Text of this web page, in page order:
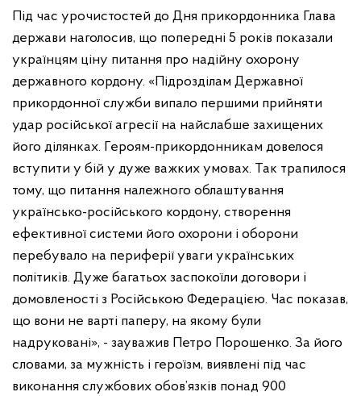
Під час урочистостей до Дня прикордонника Глава
держави наголосив, що попередні 5 років показали
українцям ціну питання про надійну охорону
державного кордону. «Підрозділам Державної
прикордонної служби випало першими прийняти
удар російської агресії на найслабше захищених
його ділянках. Героям-прикордонникам довелося
вступити у бій у дуже важких умовах. Так трапилося
тому, що питання належного облаштування
українсько-російського кордону, створення
ефективної системи його охорони і оборони
перебувало на периферії уваги українських
політиків. Дуже багатьох заспокоїли договори і
домовленості з Російською Федерацією. Час показав,
що вони не варті паперу, на якому були
надруковані», - зауважив Петро Порошенко. За його
словами, за мужність і героїзм, виявлені під час
виконання службових обов’язків понад 900